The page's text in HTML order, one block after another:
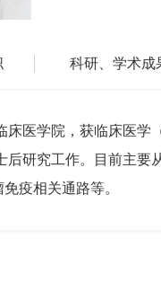
科研、学术成
床医学院，获临床医
后研究工作。目前主
疫相关通路等。